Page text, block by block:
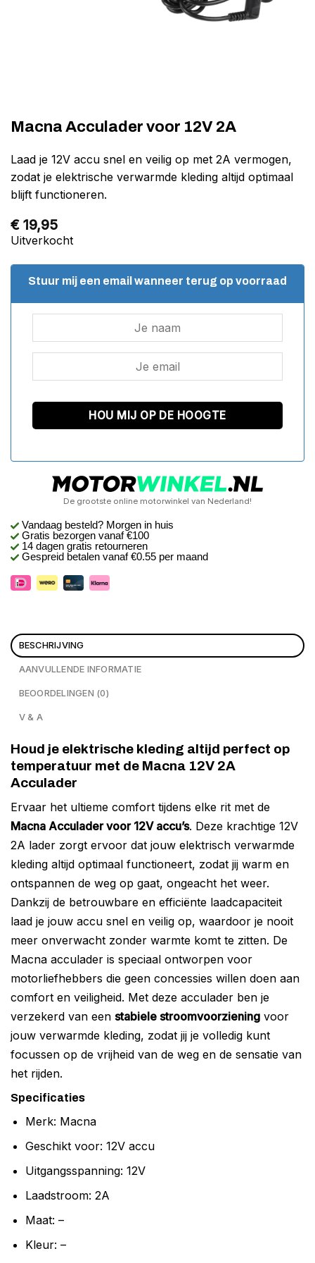
Macna Acculader voor 12V 2A
Laad je 12V accu snel en veilig op met 2A vermogen,
zodat je elektrische verwarmde kleding altijd optimaal
blijft functioneren.
€ 19,95
Uitverkocht
Stuur mij een email wanneer terug op voorraad
De grootste online motorwinkel van Nederland!
Vandaag besteld? Morgen in huis
Gratis bezorgen vanaf €100
14 dagen gratis retourneren
Gespreid betalen vanaf €0.55 per maand
BESCHRIJVING
AANVULLENDE INFORMATIE
BEOORDELINGEN (0)
V & A
Houd je elektrische kleding altijd perfect op
temperatuur met de Macna 12V 2A
Acculader
Ervaar het ultieme comfort tijdens elke rit met de
Macna Acculader voor 12V accu’s. Deze krachtige 12V
2A lader zorgt ervoor dat jouw elektrisch verwarmde
kleding altijd optimaal functioneert, zodat jij warm en
ontspannen de weg op gaat, ongeacht het weer.
Dankzij de betrouwbare en efficiënte laadcapaciteit
laad je jouw accu snel en veilig op, waardoor je nooit
meer onverwacht zonder warmte komt te zitten. De
Macna acculader is speciaal ontworpen voor
motorliefhebbers die geen concessies willen doen aan
comfort en veiligheid. Met deze acculader ben je
verzekerd van een stabiele stroomvoorziening voor
jouw verwarmde kleding, zodat jij je volledig kunt
focussen op de vrijheid van de weg en de sensatie van
het rijden.
Specificaties
Merk: Macna
Geschikt voor: 12V accu
Uitgangsspanning: 12V
Laadstroom: 2A
Maat: –
Kleur: –